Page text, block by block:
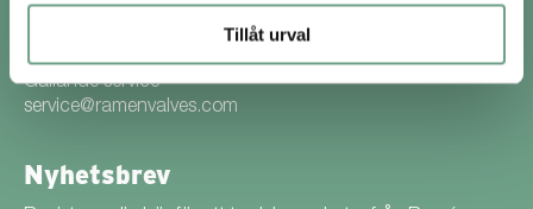
Tillåt urval
economy@ramenvalves.com
Gällande service
service@ramenvalves.com
Nyhetsbrev